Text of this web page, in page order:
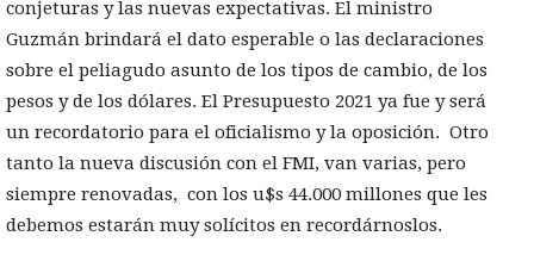
conjeturas y las nuevas expectativas. El ministro
Guzmán brindará el dato esperable o las declaraciones
sobre el peliagudo asunto de los tipos de cambio, de los
pesos y de los dólares. El Presupuesto 2021 ya fue y será
un recordatorio para el oficialismo y la oposición. Otro
tanto la nueva discusión con el FMI, van varias, pero
siempre renovadas, con los u$s 44.000 millones que les
debemos estarán muy solícitos en recordárnoslos.